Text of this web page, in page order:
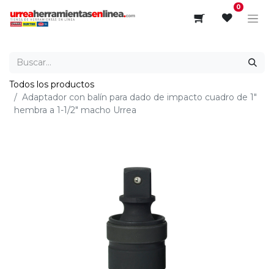
0
Todos los productos
Adaptador con balín para dado de impacto cuadro de 1"
hembra a 1-1/2" macho Urrea